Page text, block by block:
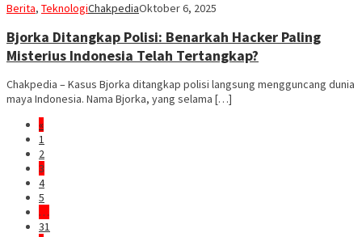
Berita, TeknologiChakpediaOktober 6, 2025
Bjorka Ditangkap Polisi: Benarkah Hacker Paling
Misterius Indonesia Telah Tertangkap?
Chakpedia – Kasus Bjorka ditangkap polisi langsung mengguncang dunia
maya Indonesia. Nama Bjorka, yang selama […]
«
1
2
3
4
5
…
31